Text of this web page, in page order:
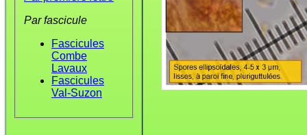
Par fascicule
Fascicules
Combe
Lavaux
Fascicules
Val-Suzon